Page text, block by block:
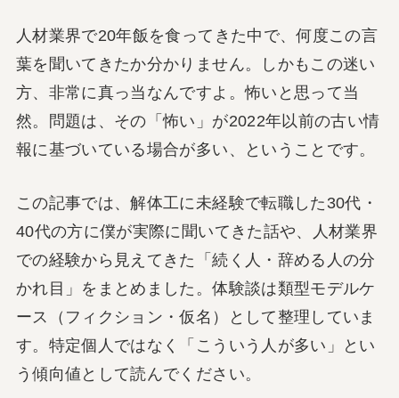
人材業界で20年飯を食ってきた中で、何度この言
葉を聞いてきたか分かりません。しかもこの迷い
方、非常に真っ当なんですよ。怖いと思って当
然。問題は、その「怖い」が2022年以前の古い情
報に基づいている場合が多い、ということです。
この記事では、解体工に未経験で転職した30代・
40代の方に僕が実際に聞いてきた話や、人材業界
での経験から見えてきた「続く人・辞める人の分
かれ目」をまとめました。体験談は類型モデルケ
ース（フィクション・仮名）として整理していま
す。特定個人ではなく「こういう人が多い」とい
う傾向値として読んでください。